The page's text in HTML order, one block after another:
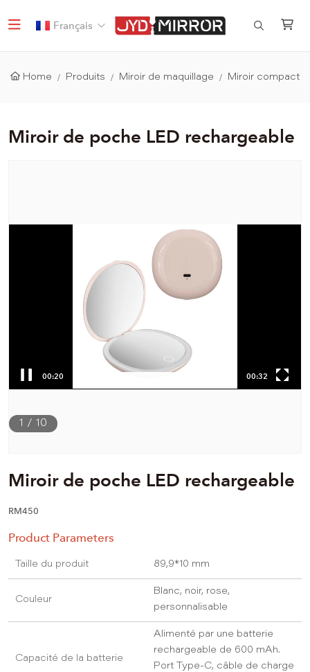
Français
Home Produits Miroir de maquillage Miroir compact
Miroir de poche LED rechargeable
Miroir de poche LED rechargeable
RM450
Product Parameters
Taille du produit 89,9*10 mm
Couleur
Blanc, noir, rose,
personnalisable
Capacité de la batterie
Alimenté par une batterie
rechargeable de 600 mAh.
Port Type-C, câble de charge
00:20 00:32
1 / 10